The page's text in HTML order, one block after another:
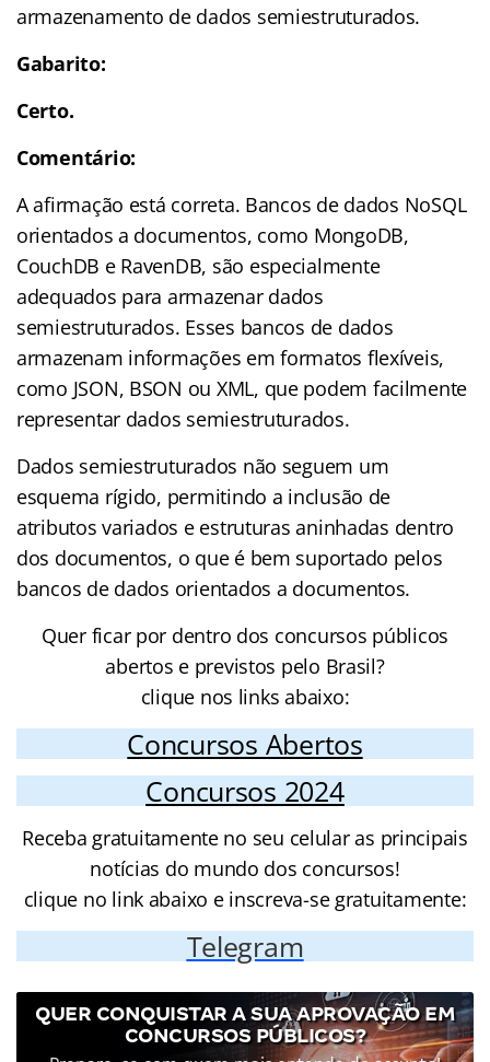
armazenamento de dados semiestruturados.
Gabarito:
Certo.
Comentário:
A afirmação está correta. Bancos de dados NoSQL
orientados a documentos, como MongoDB,
CouchDB e RavenDB, são especialmente
adequados para armazenar dados
semiestruturados. Esses bancos de dados
armazenam informações em formatos flexíveis,
como JSON, BSON ou XML, que podem facilmente
representar dados semiestruturados.
Dados semiestruturados não seguem um
esquema rígido, permitindo a inclusão de
atributos variados e estruturas aninhadas dentro
dos documentos, o que é bem suportado pelos
bancos de dados orientados a documentos.
Quer ficar por dentro dos concursos públicos
abertos e previstos pelo Brasil?
clique nos links abaixo:
Concursos Abertos
Concursos 2024
Receba gratuitamente no seu celular as principais
notícias do mundo dos concursos!
clique no link abaixo e inscreva-se gratuitamente:
Telegram
QUER CONQUISTAR A SUA APROVAÇÃO EM
CONCURSOS PÚBLICOS?